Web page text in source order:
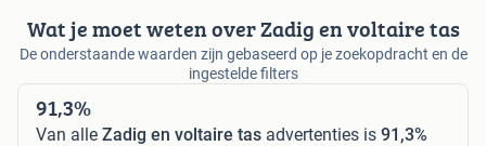
Wat je moet weten over Zadig en voltaire tas
De onderstaande waarden zijn gebaseerd op je zoekopdracht en de
ingestelde filters
91,3%
Van alle Zadig en voltaire tas advertenties is 91,3%